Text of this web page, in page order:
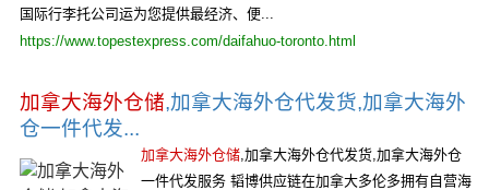
国际行李托公司运为您提供最经济、便...
https://www.topestexpress.com/daifahuo-toronto.html
加拿大海外仓储,加拿大海外仓代发货,加拿大海外
仓一件代发...
加拿大海外仓储,加拿大海外仓代发货,加拿大海外仓
一件代发服务 韬博供应链在加拿大多伦多拥有自营海